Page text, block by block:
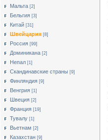
Мальта [2]
Бельгия [3]
Китай [31]
Швейцария [8]
Россия [99]
Доминикана [2]
Непал [1]
Скандинавские страны [9]
Финляндия [9]
Венгрия [1]
Швеция [2]
Франция [19]
Тувалу [1]
Вьетнам [2]
Казахстан [9]